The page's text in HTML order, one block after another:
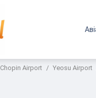
Airport Yeosu Airport